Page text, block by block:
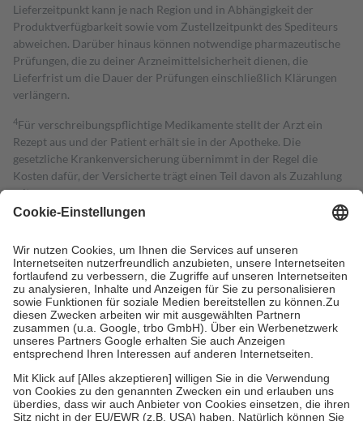
Lieferzeitpunkt kann je nach Region und in Abhängigkeit der
Produktverfügbarkeit sowie vom Zustellzeitpunkt des Spediteurs
abweichen. Darüber hinaus können notwendige pharmazeutische
Prüfungen, die zu deiner Arzneimittelsicherheit dienen, die
Lieferfrist um die Dauer der Prüfungen einschließlich Klärungen
verlängern.
4Für verschreibungspflichtige Medikamente stellt der Arzt ein
Rezept aus und der Patient erhält sie in der Apotheke. Die
gesetzliche Krankenversicherung übernimmt in der Regel die
Kosten dafür, der Versicherte trägt einen Teil davon als Zuzahlung
mit.
Grundsätzlich leisten Mitglieder Zuzahlungen in Höhe von zehn
höchstens zehn Euro.
Es sind jedoch nie mehr als die tatsächlichen
Kosten der Leistung zu entrichten.
Diese Regeln gelten grundsätzlich auch für Online-Apotheken.
Bei Heilmitteln und häuslicher Krankenpflege beträgt die
Zuzahlung zehn Prozent der Kosten sowie zehn Euro je
Verordnung.
Um das Engagement der Versicherten für ihre eigene Gesundheit zu
stärken und die besondere Stellung der Familie zu unterstützen,
fallenkeine Zuzahlungenan bei:
• Kindern und Jugendlichen bis zum vollendeten 18. Lebensjahr
mit Ausnahme der Fahrkosten